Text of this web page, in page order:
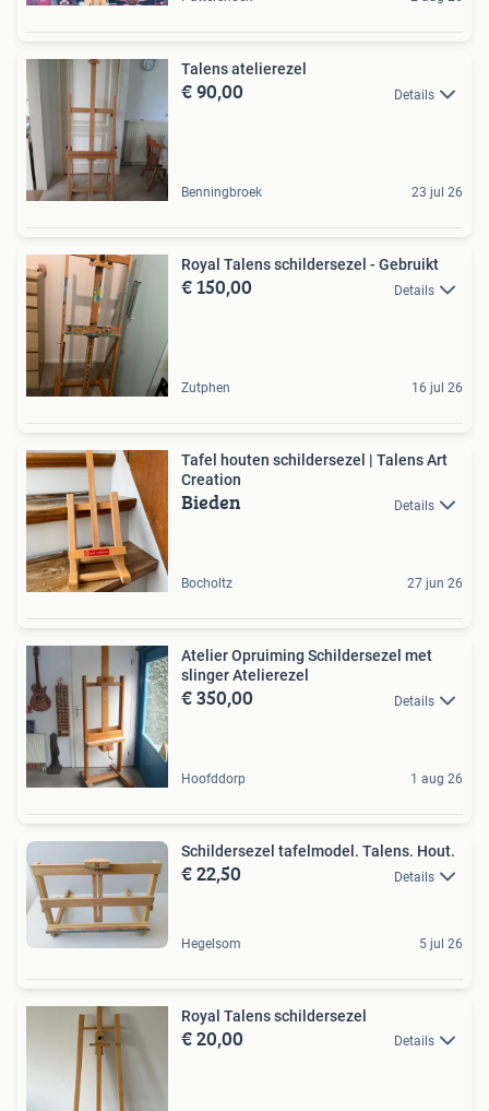
Talens atelierezel
€ 90,00 Details
Benningbroek 23 jul 26
Royal Talens schildersezel - Gebruikt
€ 150,00 Details
Zutphen 16 jul 26
Tafel houten schildersezel | Talens Art
Creation
Bieden Details
Bocholtz 27 jun 26
Atelier Opruiming Schildersezel met
slinger Atelierezel
€ 350,00 Details
Hoofddorp 1 aug 26
Schildersezel tafelmodel. Talens. Hout.
€ 22,50 Details
Hegelsom 5 jul 26
Royal Talens schildersezel
€ 20,00 Details